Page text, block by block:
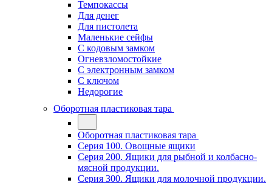
Темпокассы
Для денег
Для пистолета
Маленькие сейфы
С кодовым замком
Огневзломостойкие
С электронным замком
С ключом
Недорогие
Оборотная пластиковая тара
Оборотная пластиковая тара
Серия 100. Овощные ящики
Серия 200. Ящики для рыбной и колбасно-
мясной продукции.
Серия 300. Ящики для молочной продукции.